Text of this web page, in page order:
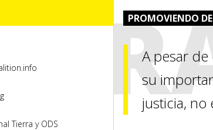
Tierra y ODS
PROMOVIENDO
A pesar
su
justicia, no